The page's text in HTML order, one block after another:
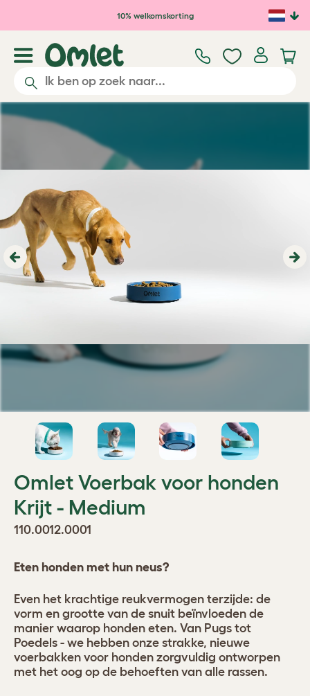
Ga naar de hoofdinhoud
10% welkomskorting
Previous
Omlet Voerbak voor honden
Krijt - Medium
110.0012.0001
Eten honden met hun neus?
Even het krachtige reukvermogen terzijde: de
vorm en grootte van de snuit beïnvloeden de
manier waarop honden eten. Van Pugs tot
Poedels - we hebben onze strakke, nieuwe
voerbakken voor honden zorgvuldig ontworpen
met het oog op de behoeften van alle rassen.